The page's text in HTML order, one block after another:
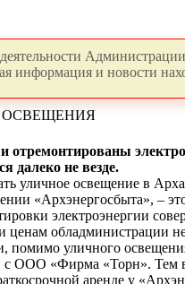
информация и новости
ОСВЕЩЕНИЯ
далеко не везде.
уличное освещение в
«Архэнергосбыта», –
электроэнергии
обладминистрации
помимо уличного
с ООО «Фирма «Торн».
аренде у